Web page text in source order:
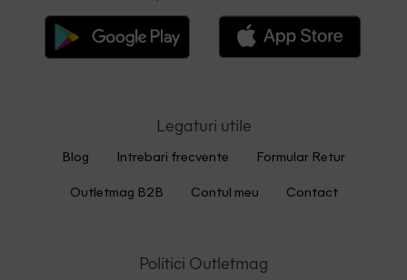
Legaturi utile
Blog Intrebari frecvente Formular Retur
Outletmag B2B Contul meu Contact
Politici Outletmag